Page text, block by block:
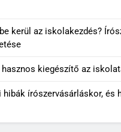
kerül az iskolakezdés?
hasznos kiegészítő az
hibák írószervásárláskor, és